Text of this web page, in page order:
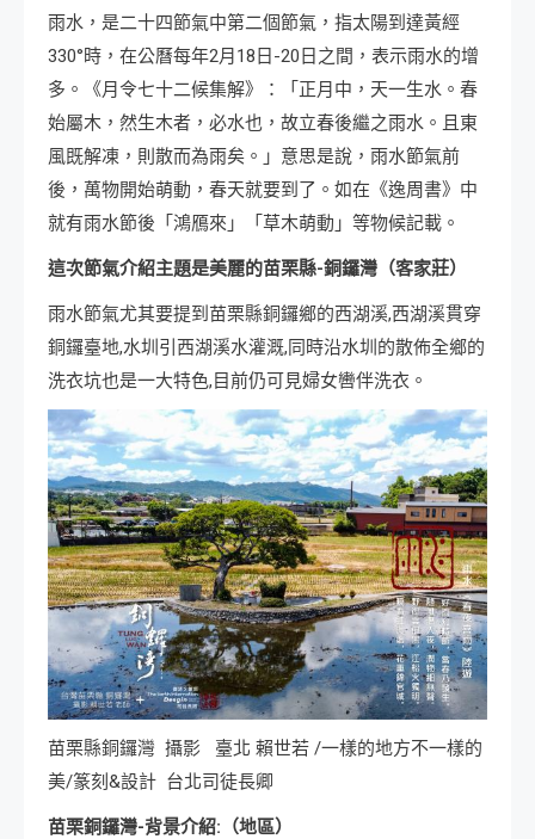
雨水，是二十四節氣中第二個節氣，指太陽到達黃經
330°時，在公曆每年2月18日-20日之間，表示雨水的增
多。《月令七十二候集解》：「正月中，天一生水。春
始屬木，然生木者，必水也，故立春後繼之雨水。且東
風既解凍，則散而為雨矣。」意思是說，雨水節氣前
後，萬物開始萌動，春天就要到了。如在《逸周書》中
就有雨水節後「鴻鴈來」「草木萌動」等物候記載。
這次節氣介紹主題是美麗的苗栗縣-銅鑼灣（客家莊）
雨水節氣尤其要提到苗栗縣銅鑼鄉的西湖溪,西湖溪貫穿
銅鑼臺地,水圳引西湖溪水灌溉,同時沿水圳的散佈全鄉的
洗衣坑也是一大特色,目前仍可見婦女轡伴洗衣。
苗栗縣銅鑼灣 攝影 臺北 賴世若 /一樣的地方不一樣的
美/篆刻&設計 台北司徒長卿
苗栗銅鑼灣-背景介紹:（地區）